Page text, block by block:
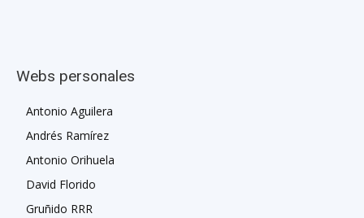
Webs personales
Antonio Aguilera
Andrés Ramírez
Antonio Orihuela
David Florido
Gruñido RRR